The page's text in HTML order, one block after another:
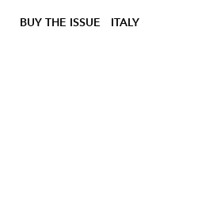
BUY THE ISSUE ITALY